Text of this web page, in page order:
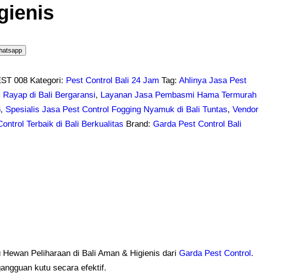
008 Kategori: Pest Control Bali 24 Jam Tag:Ahlinya Jasa Pest
Rayap di Bali Bergaransi, Layanan Jasa Pembasmi Hama Termurah
, Spesialis Jasa Pest Control Fogging Nyamuk di Bali Tuntas,Vendor
Terbaik di Bali Berkualitas Brand:Garda Pest Control Bali
Peliharaan di Bali Aman & Higienis dari Garda Pest Control.
kutu secara efektif.